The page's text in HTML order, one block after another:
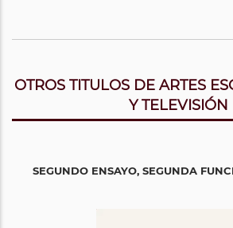
OTROS TITULOS DE ARTES
Y TELEVISIÓN
SEGUNDO ENSAYO, SEGUNDA